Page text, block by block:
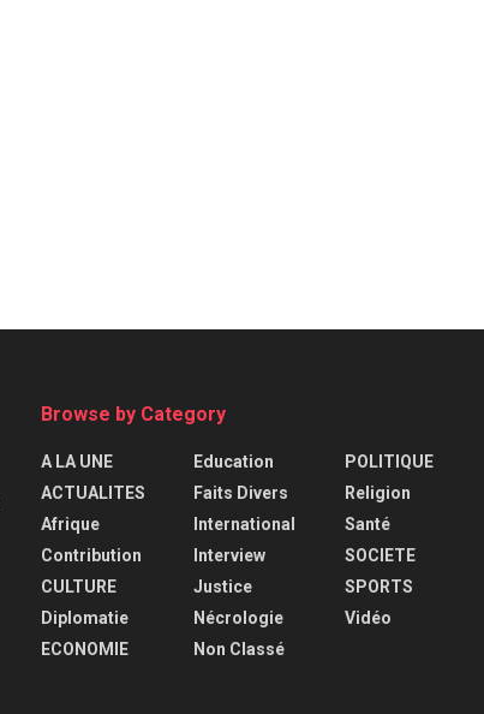
Browse by Category
A LA UNE
ACTUALITES
Afrique
Contribution
CULTURE
Diplomatie
ECONOMIE
Education
Faits Divers
International
Interview
Justice
Nécrologie
Non Classé
POLITIQUE
Religion
Santé
SOCIETE
SPORTS
Vidéo